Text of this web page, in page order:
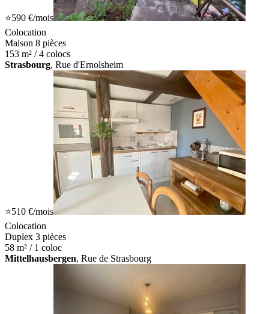
⭐590 €/mois
Colocation
Maison 8 pièces
153 m² / 4 colocs
Strasbourg, Rue d'Ernolsheim
⭐510 €/mois
Colocation
Duplex 3 pièces
58 m² / 1 coloc
Mittelhausbergen, Rue de Strasbourg